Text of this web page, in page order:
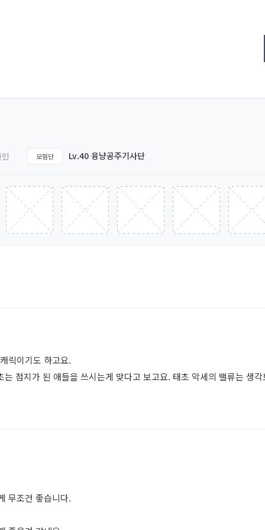
모험단 Lv.40 융냥공주기사단
릭이기도 하고요.
점지가 된 애들을 쓰시는게 맞다고 보고요. 태초 악세의 밸류는 생
무조건 좋습니다.